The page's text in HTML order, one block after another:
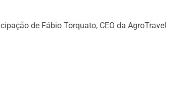
de Fábio Torquato, CEO da AgroTravel